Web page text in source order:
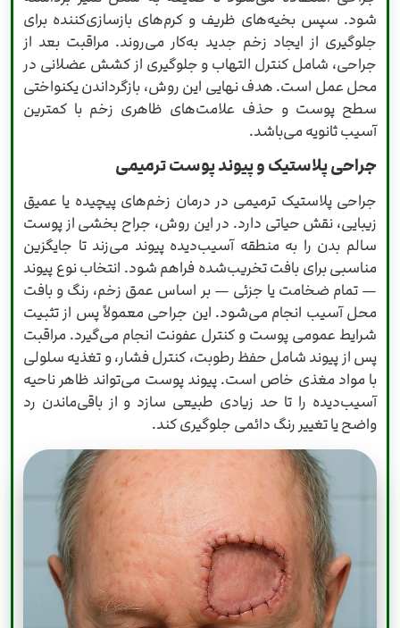
شود. سپس بخیه‌های ظریف و کرم‌های بازسازی‌کننده برای
جلوگیری از ایجاد زخم جدید به‌کار می‌روند. مراقبت بعد از
جراحی، شامل کنترل التهاب و جلوگیری از کشش عضلانی در
محل عمل است. هدف نهایی این روش، بازگرداندن یکنواختی
سطح پوست و حذف علامت‌های ظاهری زخم با کمترین
آسیب ثانویه می‌باشد.
جراحی پلاستیک و پیوند پوست ترمیمی
جراحی پلاستیک ترمیمی در درمان زخم‌های پیچیده یا عمیق
زیبایی، نقش حیاتی دارد. در این روش، جراح بخشی از پوست
سالم بدن را به منطقه آسیب‌دیده پیوند می‌زند تا جایگزین
مناسبی برای بافت تخریب‌شده فراهم شود. انتخاب نوع پیوند
— تمام ضخامت یا جزئی — بر اساس عمق زخم، رنگ و بافت
محل آسیب انجام می‌شود. این جراحی معمولاً پس از تثبیت
شرایط عمومی پوست و کنترل عفونت انجام می‌گیرد. مراقبت
پس از پیوند شامل حفظ رطوبت، کنترل فشار، و تغذیه سلولی
با مواد مغذی خاص است. پیوند پوست می‌تواند ظاهر ناحیه
آسیب‌دیده را تا حد زیادی طبیعی سازد و از باقی‌ماندن رد
واضح یا تغییر رنگ دائمی جلوگیری کند.